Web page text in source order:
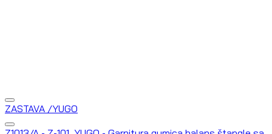
ZASTAVA /YUGO